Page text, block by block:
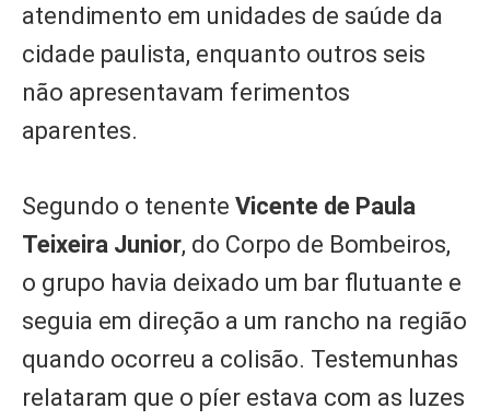
atendimento em unidades de saúde da
cidade paulista, enquanto outros seis
não apresentavam ferimentos
aparentes.
Segundo o tenente Vicente de Paula
Teixeira Junior, do Corpo de Bombeiros,
o grupo havia deixado um bar flutuante e
seguia em direção a um rancho na região
quando ocorreu a colisão. Testemunhas
relataram que o píer estava com as luzes